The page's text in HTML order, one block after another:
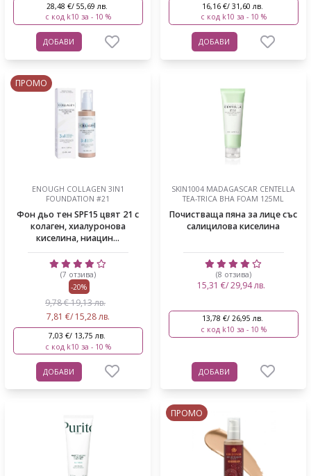
28,48 €/ 55,69 лв.
с код k10 за - 10 %
ДОБАВИ
16,16 €/ 31,60 лв.
с код k10 за - 10 %
ДОБАВИ
ПРОМО
ENOUGH COLLAGEN 3IN1
FOUNDATION #21
Фон дьо тен SPF15 цвят 21 с
колаген, хиалуронова
киселина, ниацин...
(7 отзива)
-20%
9,78 € 19,13 лв.
7,81 €/ 15,28 лв.
7,03 €/ 13,75 лв.
с код k10 за - 10 %
ДОБАВИ
SKIN1004 MADAGASCAR CENTELLA
TEA-TRICA BHA FOAM 125ML
Почистваща пяна за лице със
салицилова киселина
(8 отзива)
15,31 €/ 29,94 лв.
13,78 €/ 26,95 лв.
с код k10 за - 10 %
ДОБАВИ
ПРОМО